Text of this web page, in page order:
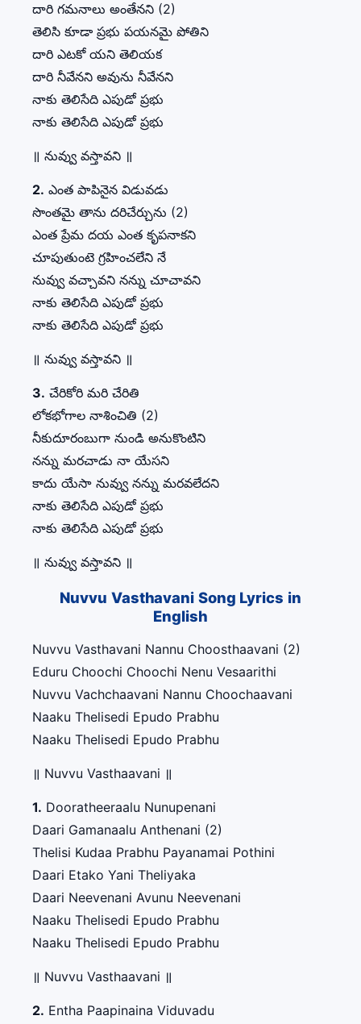
దారి గమనాలు అంతేనని (2)
తెలిసి కూడా ప్రభు పయనమై పోతిని
దారి ఎటకో యని తెలియక
దారి నీవేనని అవును నీవేనని
నాకు తెలిసేది ఎపుడో ప్రభు
నాకు తెలిసేది ఎపుడో ప్రభు
॥ నువ్వు వస్తావని ॥
2. ఎంత పాపినైన విడువడు
సొంతమై తాను దరిచేర్చును (2)
ఎంత ప్రేమ దయ ఎంత కృపనాకని
చూపుతుంటె గ్రహించలేని నే
నువ్వు వచ్చావని నన్ను చూచావని
నాకు తెలిసేది ఎపుడో ప్రభు
నాకు తెలిసేది ఎపుడో ప్రభు
॥ నువ్వు వస్తావని ॥
3. చేరికోరి మరి చేరితి
లోకభోగాల నాశించితి (2)
నీకుదూరంబుగా నుండి అనుకొంటిని
నన్ను మరచాడు నా యేసని
కాదు యేసా నువ్వు నన్ను మరవలేదని
నాకు తెలిసేది ఎపుడో ప్రభు
నాకు తెలిసేది ఎపుడో ప్రభు
॥ నువ్వు వస్తావని ॥
Nuvvu Vasthavani Song Lyrics in
English
Nuvvu Vasthavani Nannu Choosthaavani (2)
Eduru Choochi Choochi Nenu Vesaarithi
Nuvvu Vachchaavani Nannu Choochaavani
Naaku Thelisedi Epudo Prabhu
Naaku Thelisedi Epudo Prabhu
॥ Nuvvu Vasthaavani ॥
1. Dooratheeraalu Nunupenani
Daari Gamanaalu Anthenani (2)
Thelisi Kudaa Prabhu Payanamai Pothini
Daari Etako Yani Theliyaka
Daari Neevenani Avunu Neevenani
Naaku Thelisedi Epudo Prabhu
Naaku Thelisedi Epudo Prabhu
॥ Nuvvu Vasthaavani ॥
2. Entha Paapinaina Viduvadu